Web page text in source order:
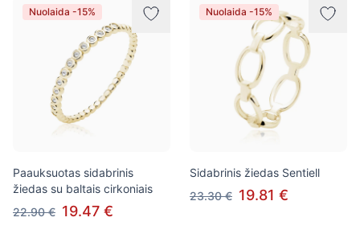
Nuolaida -15%
Paauksuotas sidabrinis
žiedas su baltais cirkoniais
22.90 € 19.47 €
Nuolaida -15%
Sidabrinis žiedas Sentiell
23.30 € 19.81 €